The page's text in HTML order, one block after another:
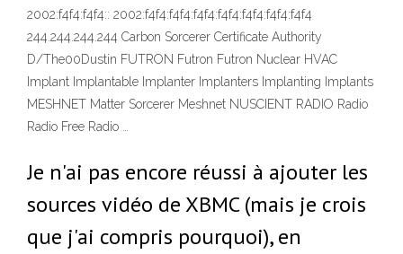
2002:f4f4:f4f4:: 2002:f4f4:f4f4:f4f4:f4f4:f4f4:f4f4:f4f4
244.244.244.244 Carbon Sorcerer Certificate Authority
D/The00Dustin FUTRON Futron Futron Nuclear HVAC
Implant Implantable Implanter Implanters Implanting Implants
MESHNET Matter Sorcerer Meshnet NUSCIENT RADIO Radio
Radio Free Radio …
Je n'ai pas encore réussi à ajouter les
sources vidéo de XBMC (mais je crois
que j'ai compris pourquoi), en